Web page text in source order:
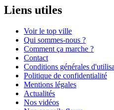
Liens utiles
Voir le top ville
Qui sommes-nous ?
Comment ça marche ?
Contact
Conditions générales
Politique de confidentialité
Mentions légales
Actualités
Nos vidéos